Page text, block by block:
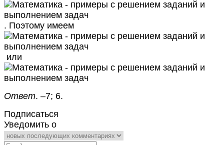
. Поэтому имеем
или
Ответ. –7; 6.
Подписаться
Уведомить о